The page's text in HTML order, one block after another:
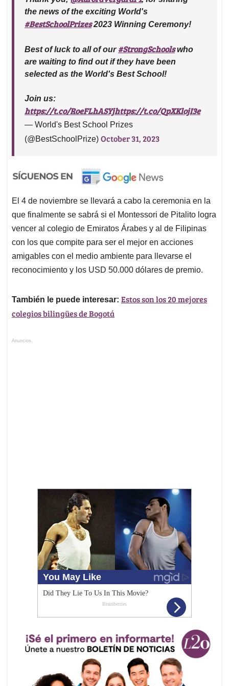
the news of the exciting World's
#BestSchoolPrizes2023 Winning Ceremony!
Best of luck to all of our #StrongSchoolswho
are waiting to find out if they have been
selected as the World's Best School!
Join us:
https://t.co/RoeFLhASYjhttps://t.co/QpXKlojI3e
— World's Best School Prizes
(@BestSchoolPrize) October 31, 2023
El 4 de noviembre se llevará a cabo la ceremonia en la
que finalmente se sabrá si el Montessori de Pitalito logra
vencer al colegio de Emiratos Árabes y al de Filipinas
con los que compite para ser el mejor en acciones
amigables con el medio ambiente para llevarse el
reconocimiento y los USD 50.000 dólares de premio.
También le puede interesar: Estos son los 20 mejores
colegios bilingües de Bogotá
Anuncios.